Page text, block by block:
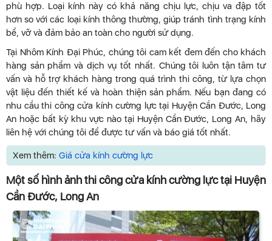
phù hợp. Loại kính này có khả năng chịu lực, chịu va đập tốt
hơn so với các loại kính thông thường, giúp tránh tình trạng kính
bể, vỡ và đảm bảo an toàn cho người sử dụng.
Tại Nhôm Kính Đại Phúc, chúng tôi cam kết đem đến cho khách
hàng sản phẩm và dịch vụ tốt nhất. Chúng tôi luôn tận tâm tư
vấn và hỗ trợ khách hàng trong quá trình thi công, từ lựa chọn
vật liệu đến thiết kế và hoàn thiện sản phẩm. Nếu bạn đang có
nhu cầu thi công cửa kính cường lực tại Huyện Cần Đước, Long
An hoặc bất kỳ khu vực nào tại Huyện Cần Đước, Long An, hãy
liên hệ với chúng tôi để được tư vấn và báo giá tốt nhất.
Xem thêm: Giá cửa kính cường lực
Một số hình ảnh thi công cửa kính cường lực tại Huyện
Cần Đước, Long An